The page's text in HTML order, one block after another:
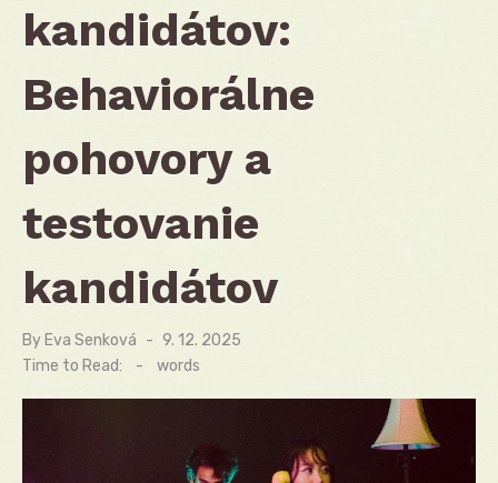
kandidátov:
Behaviorálne
pohovory a
testovanie
kandidátov
By Eva Senková
Posted
on
9. 12. 2025
Time to Read:
- words